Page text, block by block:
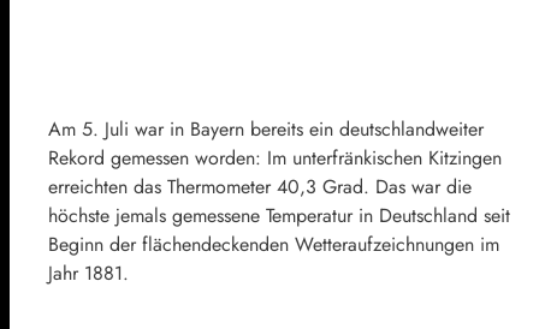
Am 5. Juli war in Bayern bereits ein deutschlandweiter
Rekord gemessen worden: Im unterfränkischen Kitzingen
erreichten das Thermometer 40,3 Grad. Das war die
höchste jemals gemessene Temperatur in Deutschland seit
Beginn der flächendeckenden Wetteraufzeichnungen im
Jahr 1881.